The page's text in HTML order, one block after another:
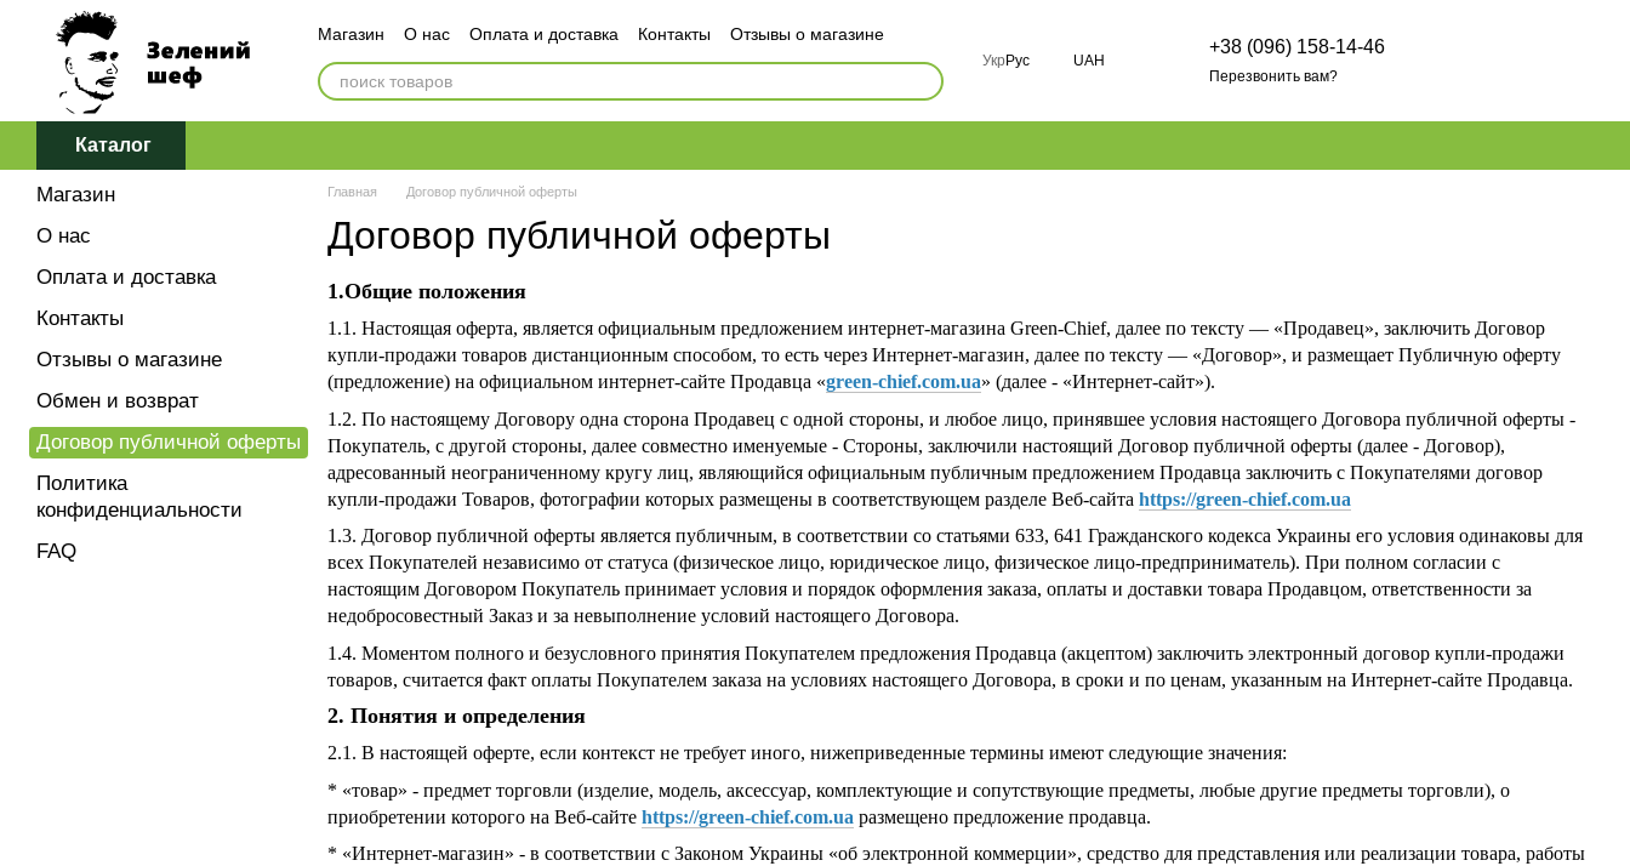
Перейти к основному контенту
Магазин О нас Оплата и доставка Контакты
Отзывы о магазине
Обмен и возврат
Договор публичной оферты
Политика конфиденциальности
Укр Рус UAH
+38 (096) 158-14-46
Перезвонить вам?
Каталог
Главная Договор публичной оферты
Договор публичной оферты
1.Общие положения
1.1. Настоящая оферта, является официальным предложением интернет-магазина Green-Chief, далее по тексту — «Продавец», заключить Договор
купли-продажи товаров дистанционным способом, то есть через Интернет-магазин, далее по тексту — «Договор», и размещает Публичную оферту
(предложение) на официальном интернет-сайте Продавца «green-chief.com.ua» (далее - «Интернет-сайт»).
1.2. По настоящему Договору одна сторона Продавец с одной стороны, и любое лицо, принявшее условия настоящего Договора публичной оферты -
Покупатель, с другой стороны, далее совместно именуемые - Стороны, заключили настоящий Договор публичной оферты (далее - Договор),
адресованный неограниченному кругу лиц, являющийся официальным публичным предложением Продавца заключить с Покупателями договор
купли-продажи Товаров, фотографии которых размещены в соответствующем разделе Веб-сайта https://green-chief.com.ua
1.3. Договор публичной оферты является публичным, в соответствии со статьями 633, 641 Гражданского кодекса Украины его условия одинаковы для
всех Покупателей независимо от статуса (физическое лицо, юридическое лицо, физическое лицо-предприниматель). При полном согласии с
настоящим Договором Покупатель принимает условия и порядок оформления заказа, оплаты и доставки товара Продавцом, ответственности за
недобросовестный Заказ и за невыполнение условий настоящего Договора.
1.4. Моментом полного и безусловного принятия Покупателем предложения Продавца (акцептом) заключить электронный договор купли-продажи
товаров, считается факт оплаты Покупателем заказа на условиях настоящего Договора, в сроки и по ценам, указанным на Интернет-сайте Продавца.
2. Понятия и определения
2.1. В настоящей оферте, если контекст не требует иного, нижеприведенные термины имеют следующие значения:
* «товар» - предмет торговли (изделие, модель, аксессуар, комплектующие и сопутствующие предметы, любые другие предметы торговли), о
приобретении которого на Веб-сайте https://green-chief.com.ua размещено предложение продавца.
* «Интернет-магазин» - в соответствии с Законом Украины «об электронной коммерции», средство для представления или реализации товара, работы
Магазин
О нас
Оплата и доставка
Контакты
Отзывы о магазине
Обмен и возврат
Договор публичной оферты
Политика
конфиденциальности
FAQ